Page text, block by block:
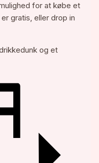
for at købe et
gratis, eller drop in
og et